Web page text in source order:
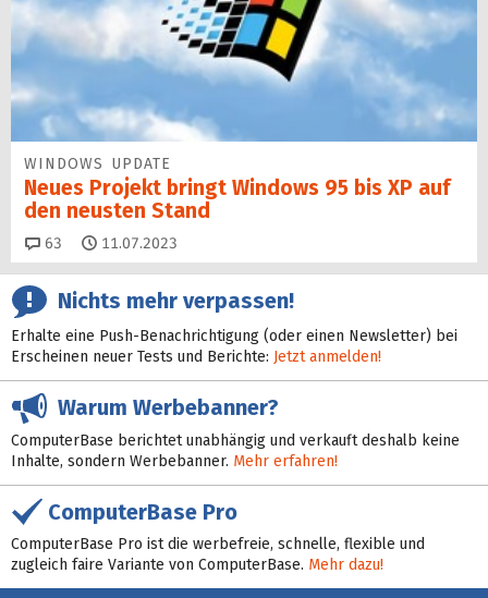
WINDOWS UPDATE
Neues Projekt bringt Windows 95 bis XP auf
den neusten Stand
63 Kommentare
11.07.2023
Nichts mehr verpassen!
Erhalte eine Push-Benachrichtigung (oder einen Newsletter) bei
Erscheinen neuer Tests und Berichte: Jetzt anmelden!
Warum Werbebanner?
ComputerBase berichtet unabhängig und verkauft deshalb keine
Inhalte, sondern Werbebanner. Mehr erfahren!
ComputerBase Pro
ComputerBase Pro ist die werbefreie, schnelle, flexible und
zugleich faire Variante von ComputerBase. Mehr dazu!